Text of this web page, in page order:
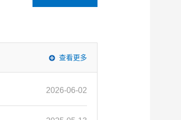
查看更多
2026-06-02